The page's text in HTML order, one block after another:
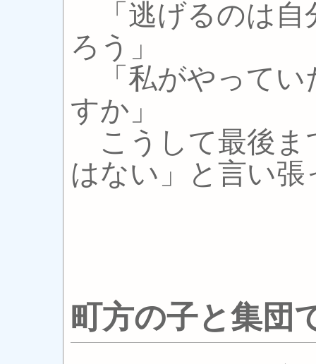
「逃げるのは自
ろう」
「私がやってい
すか」
こうして最後ま
はない」と言い
町方の子と集団